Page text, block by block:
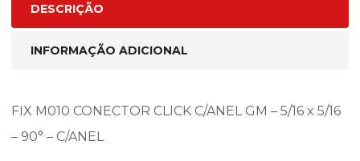
DESCRIÇÃO
INFORMAÇÃO ADICIONAL
FIX M010 CONECTOR CLICK C/ANEL GM – 5/16 x 5/16
– 90° – C/ANEL